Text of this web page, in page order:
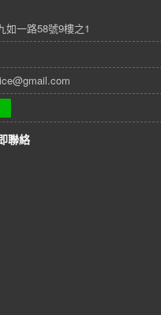
如一路58號9樓之1
聯絡